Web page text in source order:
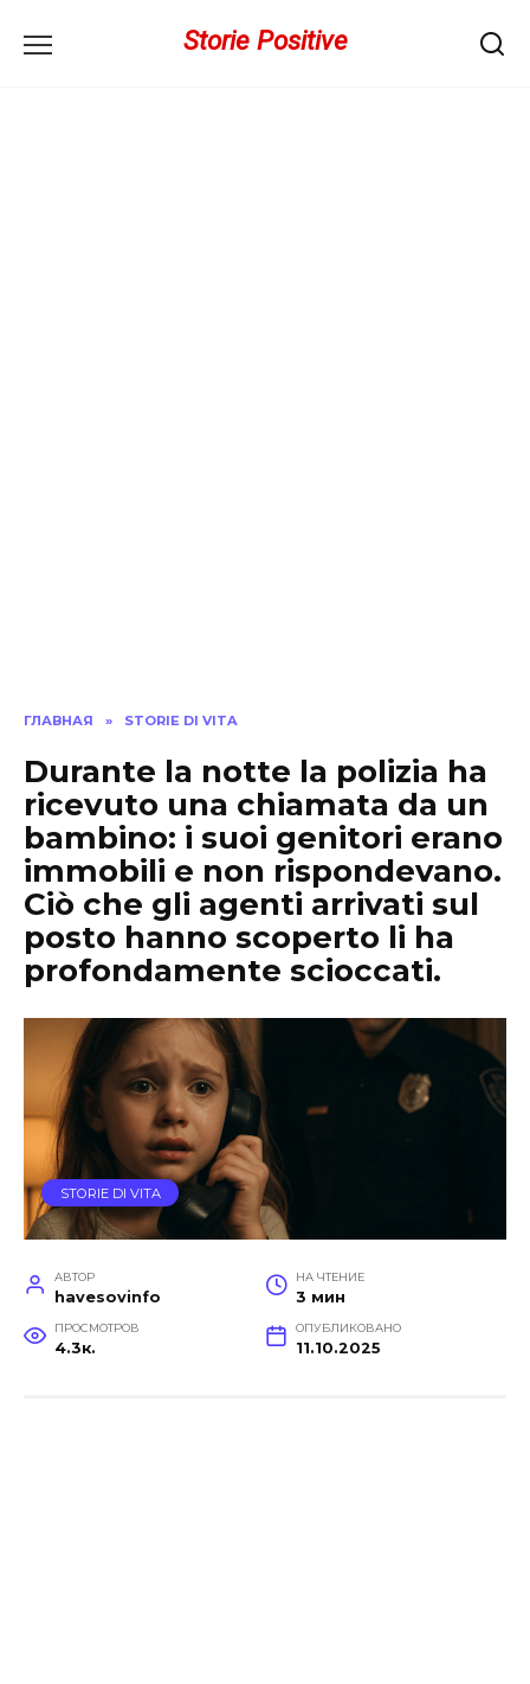
Storie Positive
ГЛАВНАЯ » STORIE DI VITA
Durante la notte la polizia ha
ricevuto una chiamata da un
bambino: i suoi genitori erano
immobili e non rispondevano.
Ciò che gli agenti arrivati sul
posto hanno scoperto li ha
profondamente scioccati.
STORIE DI VITA
АВТОР
havesovinfo
НА ЧТЕНИЕ
3 мин
ПРОСМОТРОВ
4.3к.
ОПУБЛИКОВАНО
11.10.2025